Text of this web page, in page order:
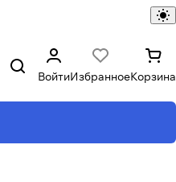
ВойтиИзбранноеКорзина